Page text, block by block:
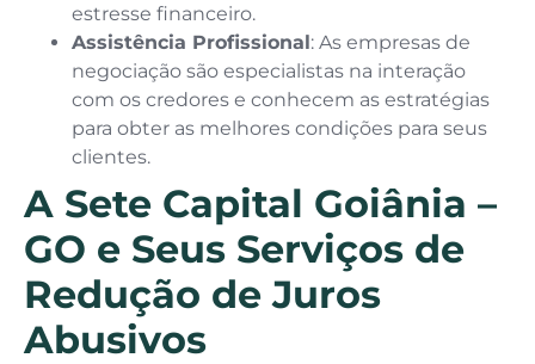
estresse financeiro.
Assistência Profissional: As empresas de
negociação são especialistas na interação
com os credores e conhecem as estratégias
para obter as melhores condições para seus
clientes.
A Sete Capital Goiânia –
GO e Seus Serviços de
Redução de Juros
Abusivos